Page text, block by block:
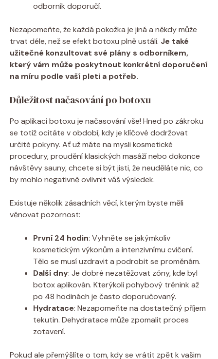
odborník doporučí.
Nezapomeňte, že každá pokožka je jiná a někdy může
trvat déle, než se efekt botoxu plně ustálí. Je také
užitečné konzultovat své plány s odborníkem,
který vám může poskytnout konkrétní doporučení
na míru podle vaší pleti a potřeb.
Důležitost načasování po botoxu
Po aplikaci botoxu je načasování vše! Hned po zákroku
se totiž ocitáte v období, kdy je klíčové dodržovat
určité pokyny. Ať už máte na mysli kosmetické
procedury, proudění klasických masáží nebo dokonce
návštěvy sauny, chcete si být jisti, že neuděláte nic, co
by mohlo negativně ovlivnit váš výsledek.
Existuje několik zásadních věcí, kterým byste měli
věnovat pozornost:
První 24 hodin: Vyhněte se jakýmkoliv
kosmetickým výkonům a intenzivnímu cvičení.
Tělo se musí uzdravit a podrobit se proměnám.
Další dny: Je dobré nezatěžovat zóny, kde byl
botox aplikován. Kterýkoli pohybový trénink až
po 48 hodinách je často doporučovaný.
Hydratace: Nezapomeňte na dostatečný příjem
tekutin. Dehydratace může zpomalit proces
zotavení.
Pokud ale přemýšlíte o tom, kdy se vrátit zpět k vašim